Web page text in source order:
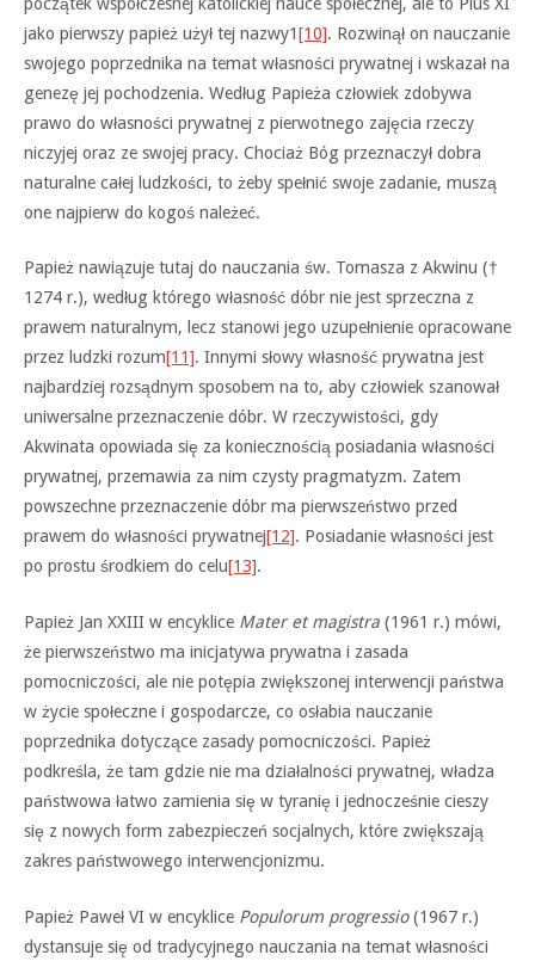
jako pierwszy papież użył tej nazwy1[10]. Rozwinął on nauczanie
swojego poprzednika na temat własności prywatnej i wskazał na
genezę jej pochodzenia. Według Papieża człowiek zdobywa
prawo do własności prywatnej z pierwotnego zajęcia rzeczy
niczyjej oraz ze swojej pracy. Chociaż Bóg przeznaczył dobra
naturalne całej ludzkości, to żeby spełnić swoje zadanie, muszą
one najpierw do kogoś należeć.
Papież nawiązuje tutaj do nauczania św. Tomasza z Akwinu (†
1274 r.), według którego własność dóbr nie jest sprzeczna z
prawem naturalnym, lecz stanowi jego uzupełnienie opracowane
przez ludzki rozum[11]. Innymi słowy własność prywatna jest
najbardziej rozsądnym sposobem na to, aby człowiek szanował
uniwersalne przeznaczenie dóbr. W rzeczywistości, gdy
Akwinata opowiada się za koniecznością posiadania własności
prywatnej, przemawia za nim czysty pragmatyzm. Zatem
powszechne przeznaczenie dóbr ma pierwszeństwo przed
prawem do własności prywatnej[12]. Posiadanie własności jest
po prostu środkiem do celu[13].
Papież Jan XXIII w encyklice Mater et magistra (1961 r.) mówi,
że pierwszeństwo ma inicjatywa prywatna i zasada
pomocniczości, ale nie potępia zwiększonej interwencji państwa
w życie społeczne i gospodarcze, co osłabia nauczanie
poprzednika dotyczące zasady pomocniczości. Papież
podkreśla, że tam gdzie nie ma działalności prywatnej, władza
państwowa łatwo zamienia się w tyranię i jednocześnie cieszy
się z nowych form zabezpieczeń socjalnych, które zwiększają
zakres państwowego interwencjonizmu.
Papież Paweł VI w encyklice Populorum progressio(1967 r.)
dystansuje się od tradycyjnego nauczania na temat własności